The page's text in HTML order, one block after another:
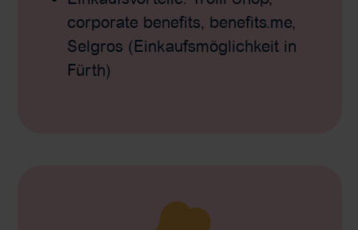
corporate benefits, benefits.me,
Selgros (Einkaufsmöglichkeit in
Fürth)